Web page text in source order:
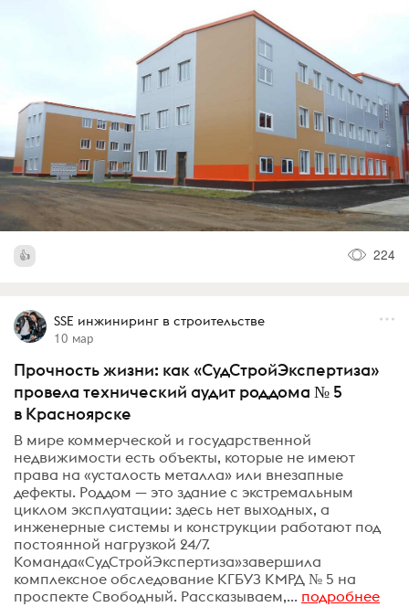
224
SSE инжиниринг в строительстве
10 мар
Прочность жизни: как «СудСтройЭкспертиза»
провела технический аудит роддома № 5
в Красноярске
В мире коммерческой и государственной
недвижимости есть объекты, которые не имеют
права на «усталость металла» или внезапные
дефекты. Роддом — это здание с экстремальным
циклом эксплуатации: здесь нет выходных, а
инженерные системы и конструкции работают под
постоянной нагрузкой 24/7.
Команда«СудСтройЭкспертиза»завершила
комплексное обследование КГБУЗ КМРД № 5 на
проспекте Свободный. Рассказываем,... подробнее